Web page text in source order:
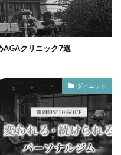
AGAクリニック7選
ダイエット